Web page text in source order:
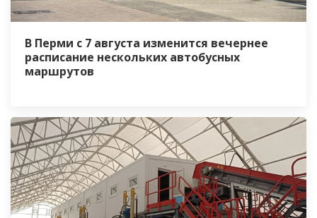
В Перми с 7 августа изменится вечернее
расписание нескольких автобусных
маршрутов